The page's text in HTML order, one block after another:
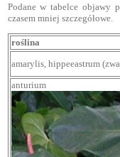
Podane w tabelce objawy
czasem mniej szczegółowe.
roślina
amarylis, hippeeastrum
anturium